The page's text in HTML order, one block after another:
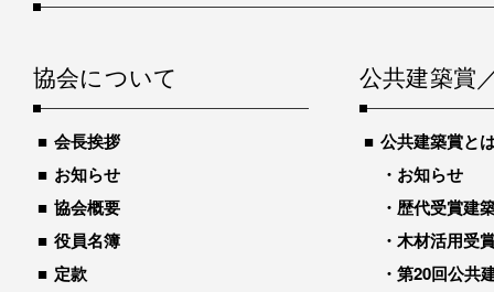
協会について
会長挨拶
お知らせ
協会概要
役員名簿
定款
公共建築賞
公共建築賞と
お知らせ
歴代受賞建
木材活用受
第20回公共